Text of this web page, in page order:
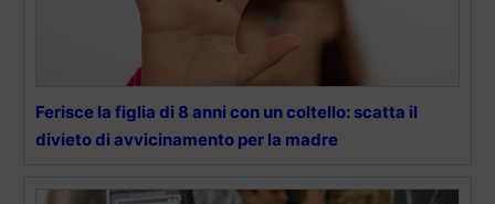
Ferisce la figlia di 8 anni con un coltello: scatta il
divieto di avvicinamento per la madre